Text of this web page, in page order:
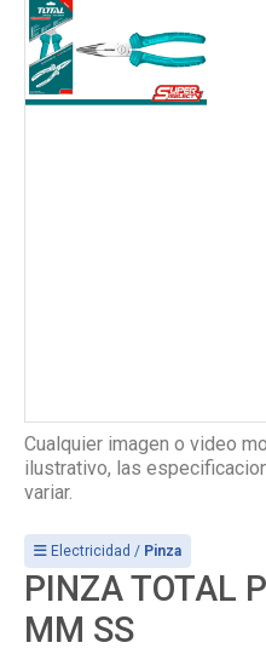
Cualquier imagen o video
ilustrativo, las
variar.
Electricidad / Pinza
PINZA TOTAL
MM SS